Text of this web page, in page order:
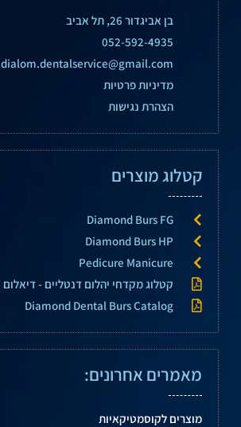
בן אביגדור 26, תל אביב
052-592-4935
dialom.dentalservice@gmail.com
מדיניות פרטיות
הצהרת נגישות
קטלוג מוצרים
Diamond Burs FG
Diamond Burs HP
Pedicure Manicure
קטלוג מקדחי יהלום דנטליים - דיאלום
Diamond Dental Burs Catalog
מאמרים אחרונים:
מוצרים לקוסמטיקאיות